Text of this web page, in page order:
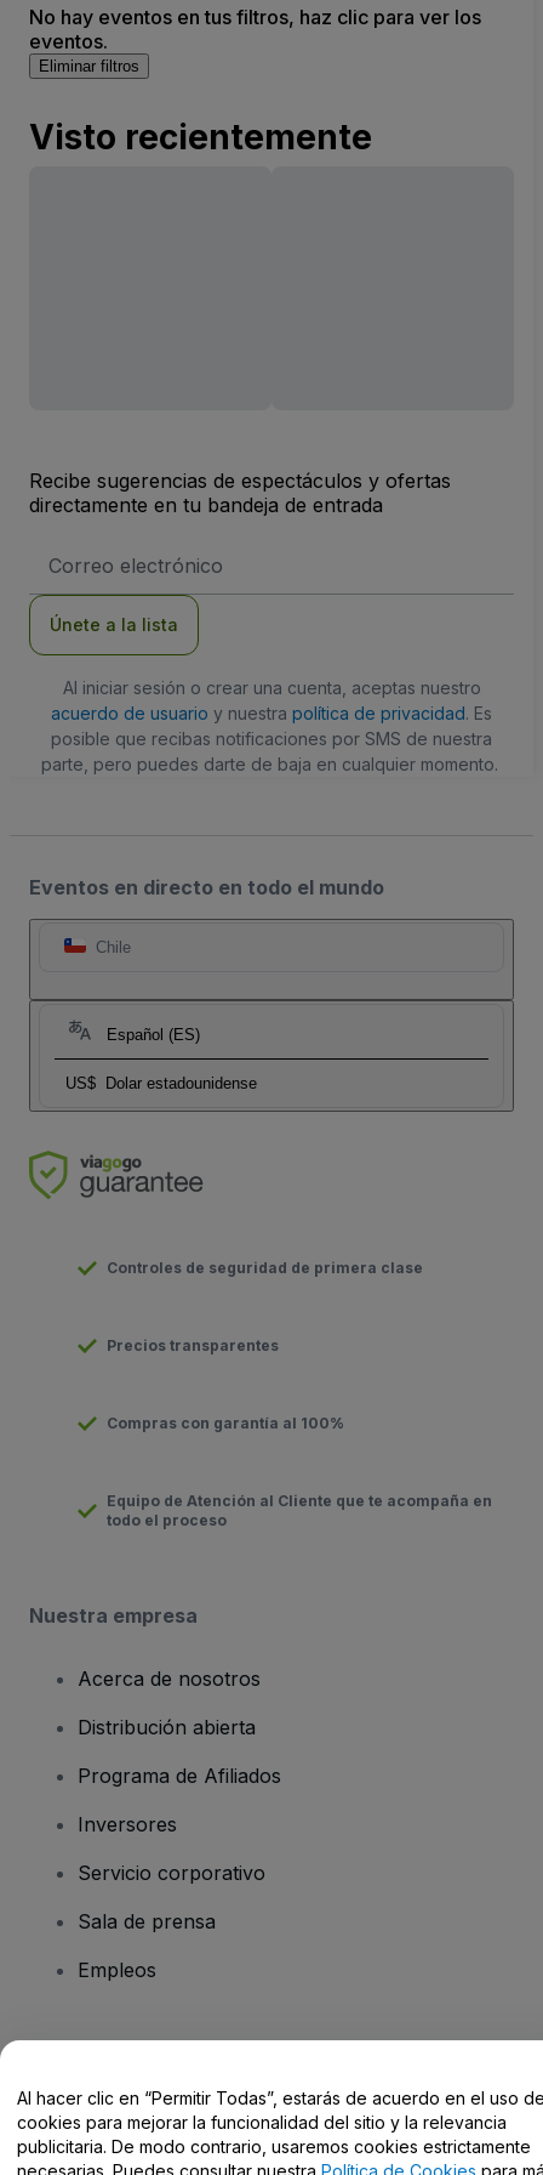
No hay eventos en tus filtros, haz clic para ver los
eventos.
Eliminar filtros
Visto recientemente
Recibe sugerencias de espectáculos y ofertas
directamente en tu bandeja de entrada
de
Únete a la lista
Al iniciar sesión o crear una cuenta, aceptas nuestro
acuerdo de usuario y nuestra política de privacidad. Es
posible que recibas notificaciones por SMS de nuestra
parte, pero puedes darte de baja en cualquier momento.
Eventos en directo en todo el mundo
Chile
Español (ES)
US$ Dolar estadounidense
Controles de seguridad de primera clase
Precios transparentes
Compras con garantía al 100%
Equipo de Atención al Cliente que te acompaña en
todo el proceso
Nuestra empresa
Acerca de nosotros
Distribución abierta
Programa de Afiliados
Inversores
Servicio corporativo
Sala de prensa
Empleos
Centro de Ayuda / Contacto
Al hacer clic en “Permitir Todas”, estarás de acuerdo en el uso
cookies para mejorar la funcionalidad del sitio y la relevancia
publicitaria. De modo contrario, usaremos cookies estrictamente
necesarias. Puedes consultar nuestra Política de Cookies para